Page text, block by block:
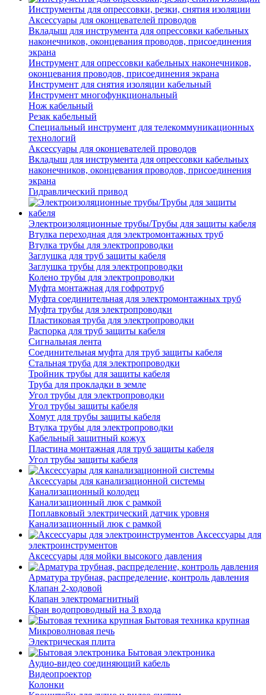
Инструменты для опрессовки, резки, снятия изоляции
Аксессуары для оконцевателей проводов
Вкладыш для инструмента для опрессовки кабельных
наконечников, оконцевания проводов, присоединения
экрана
Инструмент для опрессовки кабельных наконечников,
оконцевания проводов, присоединения экрана
Инструмент для снятия изоляции кабельный
Инструмент многофункциональный
Нож кабельный
Резак кабельный
Специальный инструмент для телекоммуникационных
технологий
Аксессуары для оконцевателей проводов
Вкладыш для инструмента для опрессовки кабельных
наконечников, оконцевания проводов, присоединения
экрана
Гидравлический привод
Электроизоляционные трубы/Трубы для защиты кабеля
Втулка переходная для электромонтажных труб
Втулка трубы для электропроводки
Заглушка для труб защиты кабеля
Заглушка трубы для электропроводки
Колено трубы для электропроводки
Муфта монтажная для гофротруб
Муфта соединительная для электромонтажных труб
Муфта трубы для электропроводки
Пластиковая труба для электропроводки
Распорка для труб защиты кабеля
Сигнальная лента
Соединительная муфта для труб защиты кабеля
Стальная труба для электропроводки
Тройник трубы для защиты кабеля
Труба для прокладки в земле
Угол трубы для электропроводки
Угол трубы защиты кабеля
Хомут для трубы защиты кабеля
Втулка трубы для электропроводки
Кабельный защитный кожух
Пластина монтажная для труб защиты кабеля
Угол трубы защиты кабеля
Аксессуары для канализационной системы
Канализационный колодец
Канализационный люк с рамкой
Поплавковый электрический датчик уровня
Канализационный люк с рамкой
Аксессуары для
электроинструментов
Аксессуары для мойки высокого давления
Арматура трубная, распределение, контроль давления
Клапан 2-ходовой
Клапан электромагнитный
Кран водопроводный на 3 входа
Бытовая техника крупная
Микроволновая печь
Электрическая плита
Бытовая электроника
Аудио-видео соединяющий кабель
Видеопроектор
Колонки